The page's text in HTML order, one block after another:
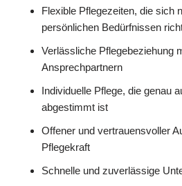
Flexible Pflegezeiten, die sich
persönlichen Bedürfnissen
Verlässliche Pflegebeziehung
Ansprechpartnern
Individuelle Pflege, die genau
abgestimmt ist
Offener und vertrauensvoller
Pflegekraft
Schnelle und zuverlässige